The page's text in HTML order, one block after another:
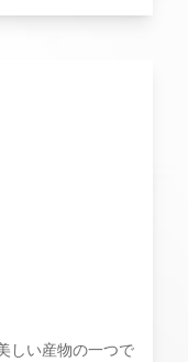
しい産物の一つで